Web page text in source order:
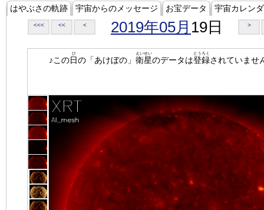
はやぶさの軌跡 宇宙からのメッセージ お宝データ 宇宙カレン
<<< << < 2019年05月 19日 >
♪この日
ひ
の「あけぼの」 衛星
えいせい
のデータは登録
とうろく
されていませ